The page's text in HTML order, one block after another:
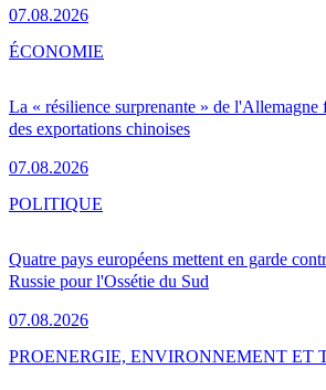
07.08.2026
La « résilience surprenante » de l'Allemagne
des exportations chinoises
07.08.2026
ÉCONOMIE
Quatre pays européens mettent en garde
Russie pour l'Ossétie du Sud
07.08.2026
POLITIQUE
PROENERGIE, ENVIRONNEMENT ET